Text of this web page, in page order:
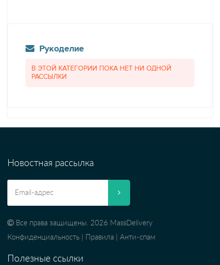
Рукоделие
В ЭТОЙ КАТЕГОРИИ ПОКА НЕТ НИ ОДНОЙ
РАССЫЛКИ
Новостная рассылка
Все права защищены. 2026 MassDelivery
Конфиденциальность
Правила Анти-спам
Полезные ссылки